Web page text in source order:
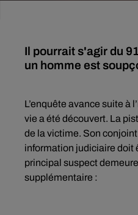
Il pourrait s'agir du
un homme est
L’enquête avance suite à
vie a été découvert. La
de la victime. Son conjoint
information judiciaire doit
principal suspect
supplémentaire :